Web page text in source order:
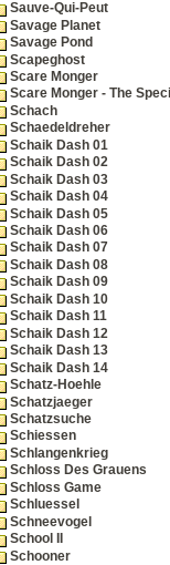
Sauve-Qui-Peut
Savage Planet
Savage Pond
Scapeghost
Scare Monger
Scare Monger - The
Schach
Schaedeldreher
Schaik Dash 01
Schaik Dash 02
Schaik Dash 03
Schaik Dash 04
Schaik Dash 05
Schaik Dash 06
Schaik Dash 07
Schaik Dash 08
Schaik Dash 09
Schaik Dash 10
Schaik Dash 11
Schaik Dash 12
Schaik Dash 13
Schaik Dash 14
Schatz-Hoehle
Schatzjaeger
Schatzsuche
Schiessen
Schlangenkrieg
Schloss Des Grauens
Schloss Game
Schluessel
Schneevogel
School II
Schooner